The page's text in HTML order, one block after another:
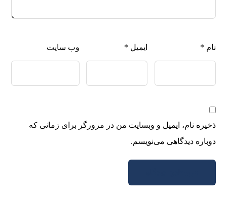
نام * ایمیل * وب‌ سایت
ذخیره نام، ایمیل و وبسایت من در مرورگر برای زمانی که
دوباره دیدگاهی می‌نویسم.